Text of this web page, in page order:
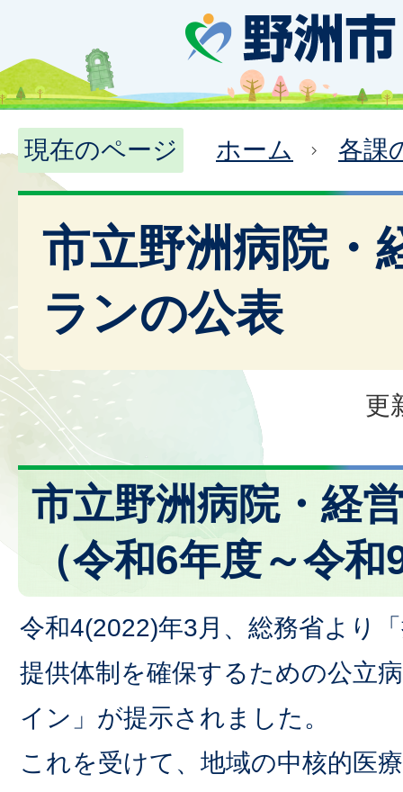
現在のページ ホーム 各課
市立野洲病院・
ランの公表
更
市立野洲病院・経
（令和6年度～令
令和4(2022)年3月、総務省より
提供体制を確保するための公立
イン」が提示されました。
これを受けて、地域の中核的医